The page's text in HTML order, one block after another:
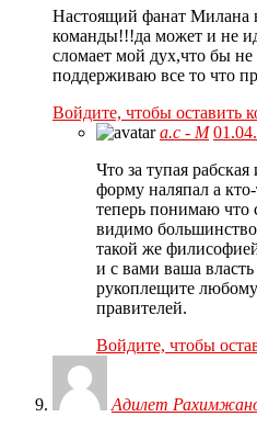
Настоящий фанат Милана
команды!!!да может и не
сломает мой дух,что бы
поддерживаю все то что
Войдите, чтобы оставить
а.с - М
Что за тупая
форму наляпал а
теперь понимаю что
видимо большинство
такой же
и с вами ваша
рукоплещите
правителей.
Войдите, чтобы
Адилет